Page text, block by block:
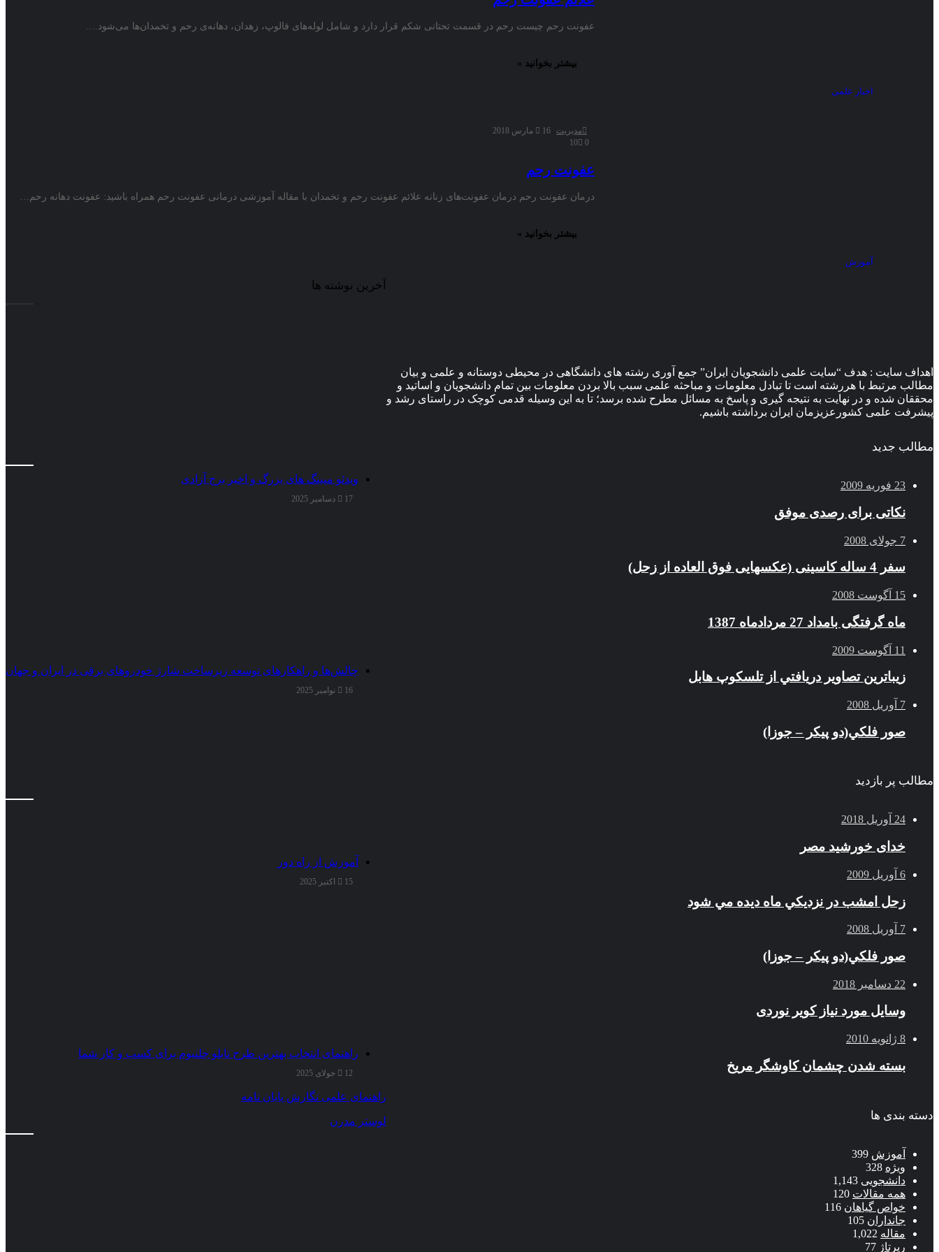
اخبار علمی
عفونت رحم چیست رحم در قسمت تحتانی شکم قرار دارد و شامل لوله‌های فالوپ، زهدان، دهانه‌ی رحم و تخمدان‌ها می‌شود.…
بیشتر بخوانید »
آموزش
مدیریت
16 مارس 2018
0
10
عفونت رحم
درمان عفونت‌ رحم درمان عفونت‌های زنانه علائم عفونت رحم و تخمدان با مقاله آموزشی درمانی عفونت رحم همراه باشید: عفونت دهانه رحم…
بیشتر بخوانید »
آخرین نوشته ها
ویدئو مپینگ های بزرگ و اخیر برج آزادی
17 دسامبر 2025
چالش‌ها و راهکارهای توسعه زیرساخت شارژ خودروهای برقی در ایران و جهان
16 نوامبر 2025
آموزش از راه دور
15 اکتبر 2025
راهنمای انتخاب بهترین طرح تابلو چلنیوم برای کسب و کار شما
12 جولای 2025
راهنمای علمی نگارش پایان نامه
لوستر مدرن
اهداف سایت : هدف “سایت علمی دانشجویان ایران” جمع آوری رشته های دانشگاهی در محیطی دوستانه و علمی و بیان
مطالب مرتبط با هررشته است تا تبادل معلومات و مباحثه علمی سبب بالا بردن معلومات بین تمام دانشجویان و اساتید و
محققان شده و در نهایت به نتیجه گیری و پاسخ به مسائل مطرح شده برسد؛ تا به این وسیله قدمی کوچک در راستای رشد و
پیشرفت علمی کشورعزیزمان ایران برداشته باشیم.
مطالب جدید
23 فوریه 2009
نکاتی برای رصدی موفق
7 جولای 2008
سفر 4 ساله کاسینی (عکسهایی فوق العاده از زحل)
15 آگوست 2008
ماه گرفتگی بامداد 27 مردادماه 1387
11 آگوست 2009
زيباترين تصاوير دريافتي از تلسكوپ هابل
7 آوریل 2008
صور فلكي(دو پیکر – جوزا)
مطالب پر بازدید
24 آوریل 2018
خدای خورشید مصر
6 آوریل 2009
زحل امشب در نزديكي ماه ديده مي شود
7 آوریل 2008
صور فلكي(دو پیکر – جوزا)
22 دسامبر 2018
وسایل مورد نیاز کویر نوردی
8 ژانویه 2010
بسته شدن چشمان کاوشگر مريخ
دسته بندی ها
آموزش 399
ویژه 328
دانشجویی 1,143
همه مقالات 120
خواص گیاهان 116
جانداران 105
مقاله 1,022
رپرتاژ 77